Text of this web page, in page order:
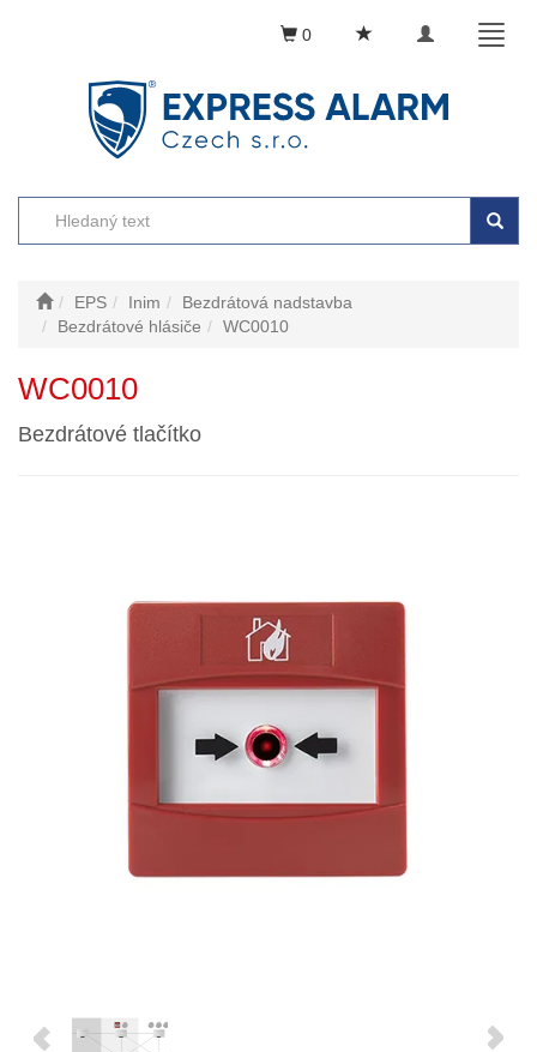
Toggle
0
EPS Inim
Bezdrátová nadstavba
Bezdrátové hlásiče
WC0010
WC0010
Bezdrátové tlačítko